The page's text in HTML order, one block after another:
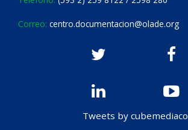
Correo: centro.documentacion@olade.org
Tweets by cubemediaco